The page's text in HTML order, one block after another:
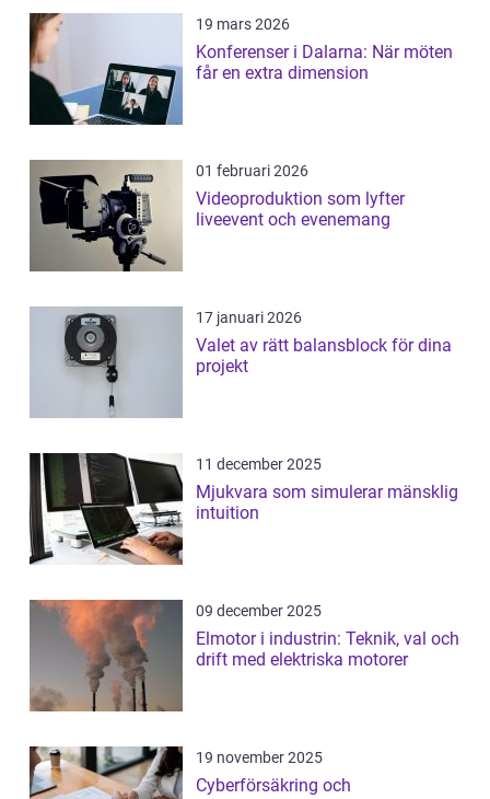
19 mars 2026
Konferenser i Dalarna: När möten
får en extra dimension
01 februari 2026
Videoproduktion som lyfter
liveevent och evenemang
17 januari 2026
Valet av rätt balansblock för dina
projekt
11 december 2025
Mjukvara som simulerar mänsklig
intuition
09 december 2025
Elmotor i industrin: Teknik, val och
drift med elektriska motorer
19 november 2025
Cyberförsäkring och